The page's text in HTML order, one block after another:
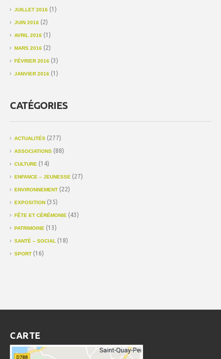
JUILLET 2016 (1)
JUIN 2016 (2)
AVRIL 2016 (1)
MARS 2016 (2)
FÉVRIER 2016 (3)
JANVIER 2016 (1)
CATÉGORIES
ACTUALITÉS (277)
ASSOCIATIONS (88)
CULTURE (14)
ENFANCE – JEUNESSE (27)
ENVIRONNEMENT (22)
EXPOSITION (35)
FÊTE ET CÉRÉMONIE (43)
PATRIMOINE (13)
SANTÉ – SOCIAL (18)
SPORT (16)
CARTE